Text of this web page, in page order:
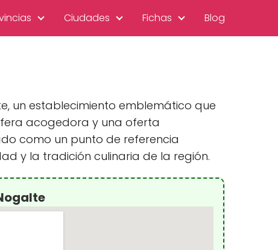
Ciudades Fichas Blog
un establecimiento emblemático que
acogedora y una oferta
como un punto de referencia
y la tradición culinaria de la región.